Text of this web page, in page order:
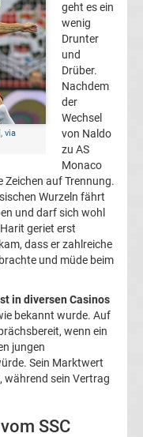
via
geht es ein
wenig
Drunter
und
Drüber.
Nachdem
der
Wechsel
von Naldo
zu AS
Monaco
Zeichen auf Trennung.
Wurzeln fährt
und darf sich wohl
geriet erst
dass er zahlreiche
und müde beim
in diversen Casinos
bekannt wurde. Auf
wenn ein
jungen
Sein Marktwert
während sein Vertrag
SSC